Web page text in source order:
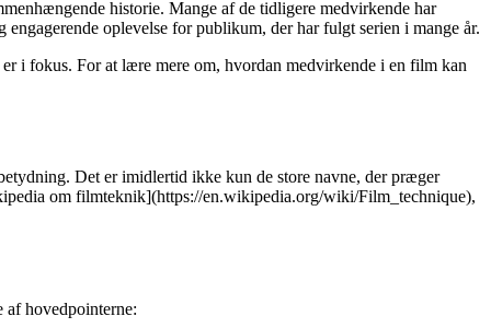
historie. Mange af de tidligere medvirkende har
oplevelse for publikum, der har fulgt serien i mange år.
i fokus. For at lære mere om, hvordan medvirkende i en film kan
Det er imidlertid ikke kun de store navne, der præger
om filmteknik](https://en.wikipedia.org/wiki/Film_technique),
af hovedpointerne: